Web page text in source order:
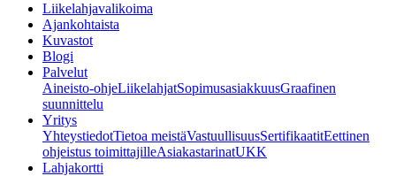
Liikelahjavalikoima
Ajankohtaista
Kuvastot
Blogi
Palvelut
Aineisto-ohjeLiikelahjatSopimusasiakkuusGraafinen
suunnittelu
Yritys
YhteystiedotTietoa meistäVastuullisuusSertifikaatitEettinen
ohjeistus toimittajilleAsiakastarinatUKK
Lahjakortti